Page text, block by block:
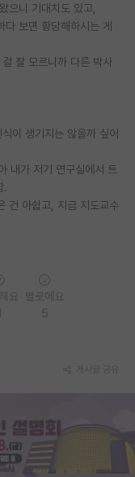
으니 기대치도 있고,
보면 황당해하시는 게
잘 모르니까 다른 박사
이 생기지는 않을까 싶어
내가 저기 연구실에서 트
.
건 아쉽고, 지금 지도교수